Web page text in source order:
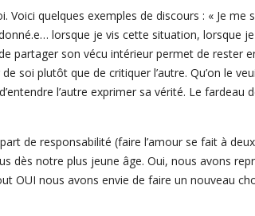
Voici quelques exemples de discours : « Je me
lorsque je vis cette situation, lorsque
partager son vécu intérieur permet de rester
soi plutôt que de critiquer l’autre. Qu’on le
l’autre exprimer sa vérité. Le fardeau
de responsabilité (faire l’amour se fait à
dès notre plus jeune âge. Oui, nous avons
OUI nous avons envie de faire un nouveau